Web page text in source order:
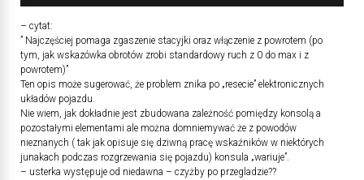
– cytat:
” Najczęściej pomaga zgaszenie stacyjki oraz włączenie z powrotem (po
tym, jak wskazówka obrotów zrobi standardowy ruch z 0 do max i z
powrotem)”
Ten opis może sugerować, że problem znika po „resecie” elektronicznych
układów pojazdu.
Nie wiem, jak dokładnie jest zbudowana zależność pomiędzy konsolą a
pozostałymi elementami ale można domniemywać że z powodów
nieznanych ( tak jak opisuje się dziwną pracę wskaźników w niektórych
junakach podczas rozgrzewania się pojazdu) konsula „wariuje”.
– usterka występuje od niedawna – czyżby po przegladzie??